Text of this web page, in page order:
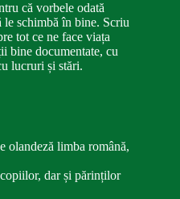
că vorbele odată
le schimbă în bine. Scriu
tot ce ne face viața
bine documentate, cu
lucruri și stări.
olandeză limba română,
dar și părinților